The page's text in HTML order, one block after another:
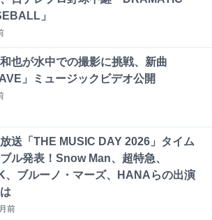
」
也が水中での撮影に挑戦、新曲
」ミュージックビデオ公開
送「THE MUSIC DAY 2026」タイム
ル発表！Snow Man、超特急、
、ブルーノ・マーズ、HANAらの出演
前